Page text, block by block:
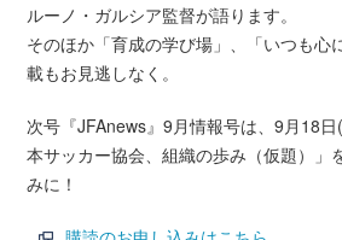
ルーノ・ガルシア監督が語ります。
そのほか「育成の学び場」、「いつも心
載もお見逃しなく。
次号『JFAnews』9月情報号は、9月18
本サッカー協会、組織の歩み（仮題）」
みに！